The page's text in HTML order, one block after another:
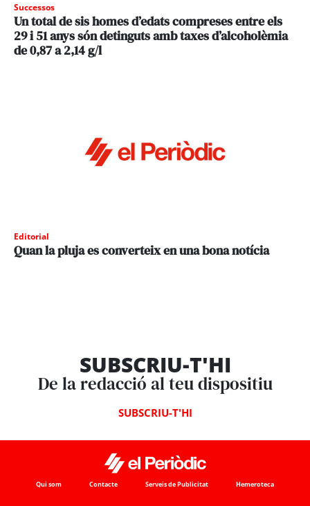
Successos
Un total de sis homes d’edats compreses entre els
29 i 51 anys són detinguts amb taxes d’alcoholèmia
de 0,87 a 2,14 g/l
Editorial
Quan la pluja es converteix en una bona notícia
SUBSCRIU-T'HI
De la redacció al teu dispositiu
SUBSCRIU-T'HI
Qui som Contacte Serveis de Publicitat Hemeroteca